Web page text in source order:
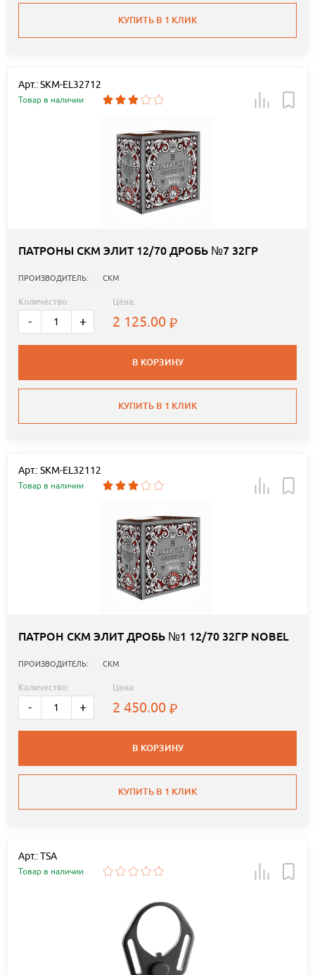
КУПИТЬ В 1 КЛИК
Арт.: SKM-EL32712
Товар в наличии
ПАТРОНЫ СКМ ЭЛИТ 12/70 ДРОБЬ №7 32ГР
ПРОИЗВОДИТЕЛЬ: СКМ
Количество:
- +
Цена:
2 125.00
В КОРЗИНУ
КУПИТЬ В 1 КЛИК
Арт.: SKM-EL32112
Товар в наличии
ПАТРОН СКМ ЭЛИТ ДРОБЬ №1 12/70 32ГР NOBEL
ПРОИЗВОДИТЕЛЬ: СКМ
Количество:
- +
Цена:
2 450.00
В КОРЗИНУ
КУПИТЬ В 1 КЛИК
Арт.: TSA
Товар в наличии